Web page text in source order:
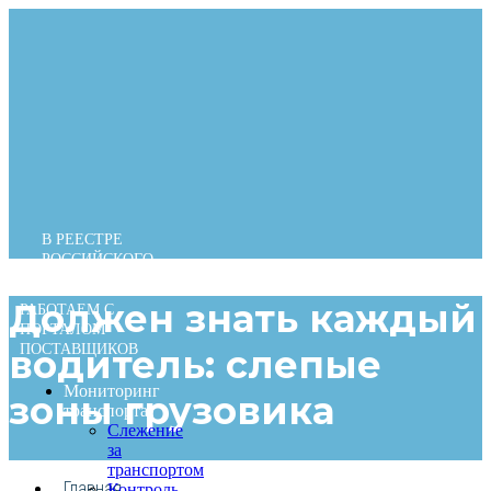
В РЕЕСТРЕ
РОССИЙСКОГО
РАБОТАЕМ С
ПОРТАЛОМ
ПОСТАВЩИКОВ
Мониторинг
транспорта
Слежение
за
транспортом
Должен знать каждый
водитель: слепые
зоны грузовика